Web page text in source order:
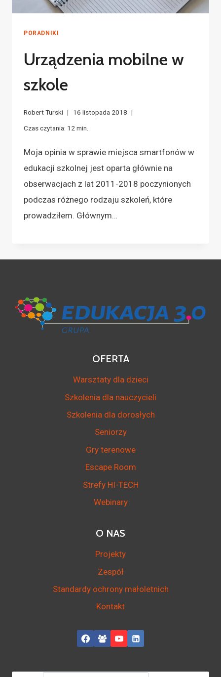
PORADNIKI
Urządzenia mobilne w
szkole
Robert Turski
16 listopada 2018
Czas czytania: 12 min.
Moja opinia w sprawie miejsca smartfonów w
edukacji szkolnej jest oparta głównie na
obserwacjach z lat 2011-2018 poczynionych
podczas różnego rodzaju szkoleń, które
prowadziłem. Głównym…
OFERTA
Warsztaty dla dzieci
Szkolenia dla nauczycieli
Szkolenia dla dorosłych
Seniorzy
Gry terenowe
Escape Room
Strefy HI-TECH
Webinary
O NAS
Projekty
Zespół
Standardy ochrony małoletnich
Kontakt